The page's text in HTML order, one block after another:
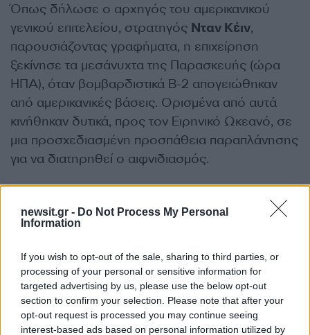
newsit.gr - Do Not Process My Personal
Information
If you wish to opt-out of the sale, sharing to third parties, or
processing of your personal or sensitive information for
targeted advertising by us, please use the below opt-out
section to confirm your selection. Please note that after your
opt-out request is processed you may continue seeing
interest-based ads based on personal information utilized by
Όπως δήλωσε ο αρχηγός του αμερικανικού
γενικού επιτελείου, στρατηγός Νταν Κέιν,
παρουσιάζοντας γραφήματα, η επιχείρηση
ξεκίνησε τα μεσάνυχτα της Παρασκευής (ώρα
ΗΠΑ), όταν βομβαρδιστικά B-2 απογειώθηκαν
από αμερικανικές βάσεις. Ορισμένα από αυτά
κινήθηκαν δυτικά, προς τον Ειρηνικό Ωκεανό, σε
μια προσχεδιασμένη προσπάθεια παραπλάνησης
για να διατηρηθεί ο αιφνιδιασμός.
Κατά τη 18ωρη πορεία προς τους στόχους, τα
αεροσκάφη ανεφοδιάστηκαν στον αέρα πολλές
Ανατολικής Ακτής ΗΠΑ), αμερικανικό υποβρύχιο
εκτόξευσε περισσότερους από 24 πυραύλους
Tomahawk, πλήττοντας την περιοχή Ισφαχάν,
όπου βρίσκεται μία από τις βασικές πυρηνικές
εγκαταστάσεις του Ιράν.